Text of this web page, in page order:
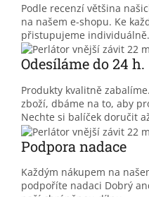
Podle recenzí většina
na našem e-shopu. Ke
přistupujeme individuálně.
Odesíláme do 24 h.
Produkty kvalitně
zboží, dbáme na to, aby
Nechte si balíček doručit
Podpora nadace
Každým nákupem na
podpoříte nadaci Dobrý